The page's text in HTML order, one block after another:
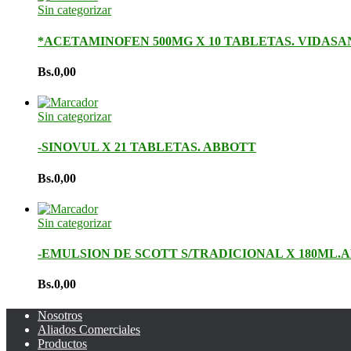
Sin categorizar
*ACETAMINOFEN 500MG X 10 TABLETAS.
Bs.0,00
Sin categorizar
-SINOVUL X 21 TABLETAS. ABBOTT
Bs.0,00
Sin categorizar
-EMULSION DE SCOTT S/TRADICIONAL X
Bs.0,00
Nosotros
Aliados Comerciales
Productos